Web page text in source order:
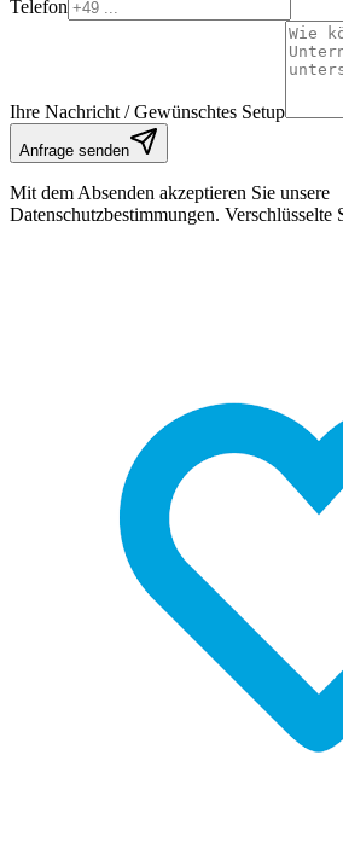
Telefon
Ihre Nachricht / Gewünschtes Setup
Anfrage senden
Mit dem Absenden akzeptieren Sie unsere
Datenschutzbestimmungen. Verschlüsselte